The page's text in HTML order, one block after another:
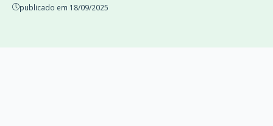
publicado em 18/09/2025